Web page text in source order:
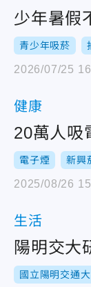
少年暑假
青少年吸菸
2026/07/25
健康
20萬人
電子煙 新興
2025/08/26
生活
陽明交大
國立陽明交通